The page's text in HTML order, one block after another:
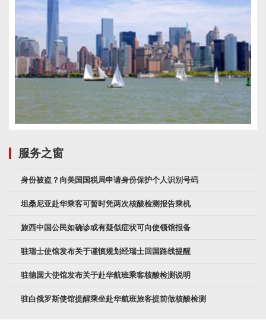
服务之窗
身份被盗？向美国国税局申请身份保护个人识别号码
坦桑尼亚赴华乘客可暂时凭两次核酸检测报告乘机
旅西中国公民如确诊或有疑似症状可向使领馆报备
驻瑞士使馆发布关于谨慎规划经瑞士回国路线提醒
驻德国大使馆发布关于赴华航班乘客核酸检测说明
驻白俄罗斯使馆提醒乘坐赴华航班旅客提前做核酸检测